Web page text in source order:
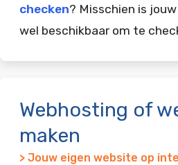
checken? Misschien is
wel beschikbaar om te
Webhosting of
maken
> Jouw eigen website op